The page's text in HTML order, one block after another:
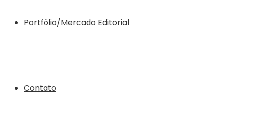
Portfólio/Mercado Editorial
Contato